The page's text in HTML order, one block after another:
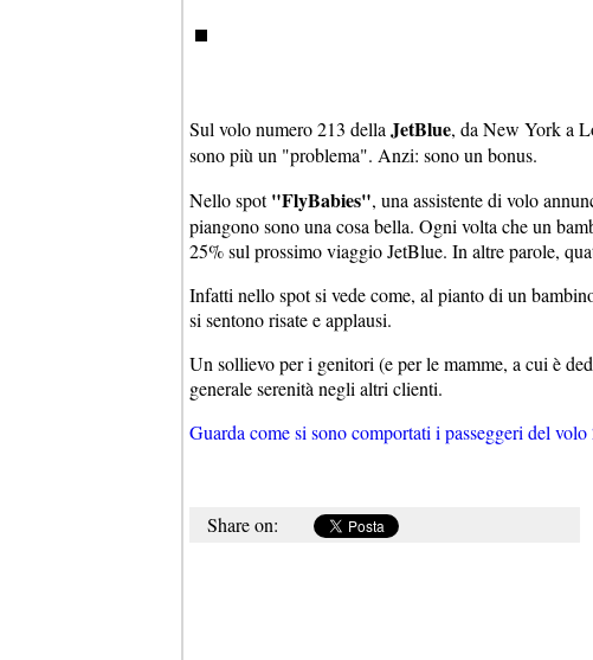
Sul volo numero 213 della JetBlue, da New York a
sono più un "problema". Anzi: sono un bonus.
Nello spot"FlyBabies", una assistente di volo
piangono sono una cosa bella. Ogni volta che un
25% sul prossimo viaggio JetBlue. In altre parole,
Infatti nello spot si vede come, al pianto di un
si sentono risate e applausi.
Un sollievo per i genitori (e per le mamme, a cui è
generale serenità negli altri clienti.
Guarda come si sono comportati i passeggeri del volo
Share on: